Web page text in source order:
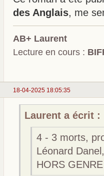
des Anglais, me
AB+ Laurent
Lecture en cours :
18-04-2025 18:05:35
Laurent a écrit :
4 - 3 morts,
Léonard
HORS GENRE